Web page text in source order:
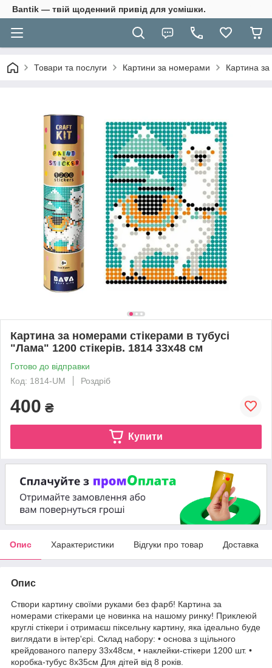
Bantik — твій щоденний привід для усмішки.
Товари та послуги Картини за номерами Картина
Картина за номерами стікерами в тубусі
"Лама" 1200 стікерів. 1814 33х48 см
Готово до відправки
Код: 1814-UM
Роздріб
400 ₴
Купити
Опис Характеристики Відгуки про товар Доставка
Опис
Створи картину своїми руками без фарб! Картина за
номерами стікерами це новинка на нашому ринку! Приклеюй
круглі стікери і отримаєш піксельну картину, яка ідеально буде
виглядати в інтер'єрі. Склад набору: • основа з щільного
крейдованого паперу 33х48см, • наклейки-стікери 1200 шт. •
коробка-тубус 8х35см Для дітей від 8 років.